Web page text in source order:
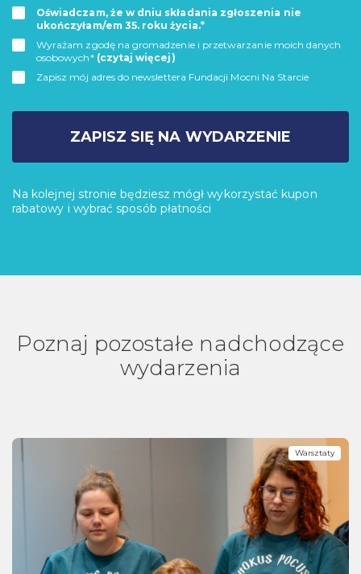
Oświadczam, że w dniu składania zgłoszenia nie
ukończyłam/em 35. roku życia.*
Wyrażam zgodę na gromadzenie i przetwarzanie moich danych
osobowych* (czytaj więcej)
Zapisz mój adres do newslettera Fundacji Mocni Na Starcie
ZAPISZ SIĘ NA WYDARZENIE
Na kolejnej stronie będziesz mógł wykorzystać kupon
rabatowy i wybrać sposób płatności
Poznaj pozostałe nadchodzące
wydarzenia
Warsztaty